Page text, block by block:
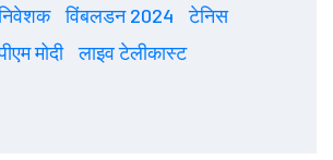
विंबलडन 2024
टेनिस
मोदी
लाइव टेलीकास्ट